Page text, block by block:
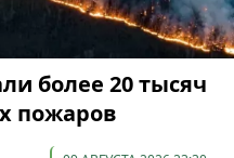
более 20 тысяч
пожаров